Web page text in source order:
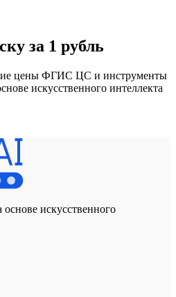
за 1 рубль
цены ФГИС ЦС и инструменты
искусственного интеллекта
искусственного